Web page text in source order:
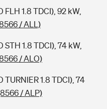
1.8 TDCI), 92 kW,
/ ALL)
1.8 TDCI), 74 kW,
/ ALO)
1.8 TDCI), 74
/ ALP)